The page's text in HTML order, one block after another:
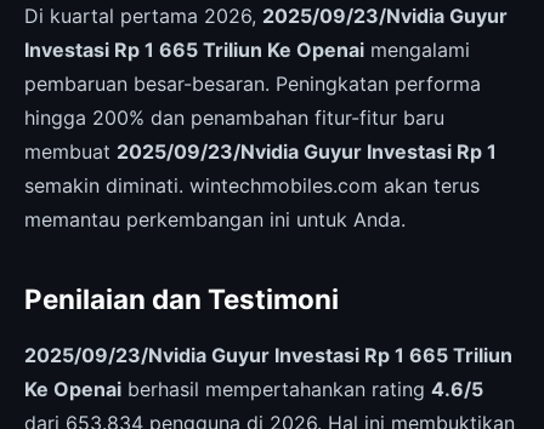
Di kuartal pertama 2026, 2025/09/23/Nvidia Guyur
Investasi Rp 1 665 Triliun Ke Openai mengalami
pembaruan besar-besaran. Peningkatan performa
hingga 200% dan penambahan fitur-fitur baru
membuat 2025/09/23/Nvidia Guyur Investasi Rp 1
semakin diminati. wintechmobiles.com akan terus
memantau perkembangan ini untuk Anda.
Penilaian dan Testimoni
2025/09/23/Nvidia Guyur Investasi Rp 1 665 Triliun
Ke Openai berhasil mempertahankan rating 4.6/5
dari 653.834 pengguna di 2026. Hal ini membuktikan